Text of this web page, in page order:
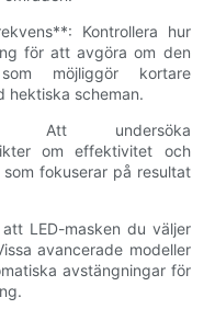
Kontrollera hur
för att avgöra om den
möjliggör kortare
hektiska scheman.
Att undersöka
om effektivitet och
fokuserar på resultat
LED-masken du väljer
avancerade modeller
avstängningar för